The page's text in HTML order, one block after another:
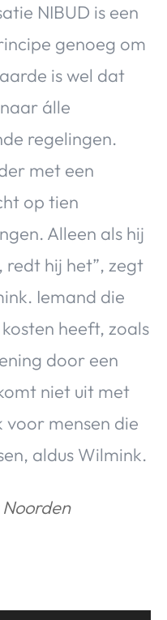
NIBUD is een
genoeg om
is wel dat
álle
regelingen.
met een
op tien
Alleen als hij
hij het”, zegt
Iemand die
heeft, zoals
door een
niet uit met
mensen die
aldus Wilmink.